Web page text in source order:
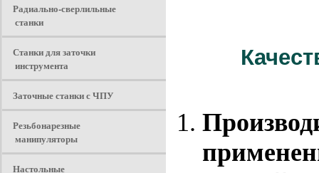
Радиально-сверлильные
станки
Станки для заточки
инструмента
Заточные станки с ЧПУ
Резьбонарезные
манипуляторы
Настольные